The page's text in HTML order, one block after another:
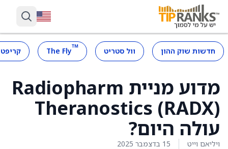
חדשות שוק ההון וול סטריט ™
The Fly
מדוע מניית Radiopharm
Theranostics (RADX)
עולה היום?
ויליאם וייט 15 בדצמבר 2025